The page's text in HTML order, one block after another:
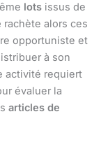
lots issus de
rachète alors ces
opportuniste et
à son
activité requiert
évaluer la
articles de